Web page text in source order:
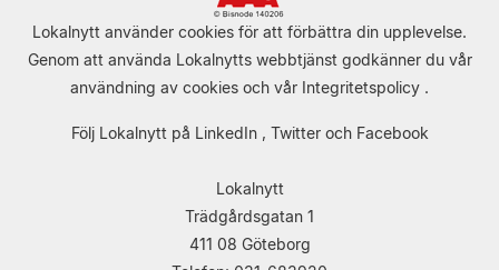
Lokalnytt använder cookies för att förbättra din upplevelse.
Genom att använda Lokalnytts webbtjänst godkänner du vår
användning av cookies och vår Integritetspolicy .
Följ Lokalnytt på LinkedIn, Twitteroch Facebook
Lokalnytt
Trädgårdsgatan 1
411 08 Göteborg